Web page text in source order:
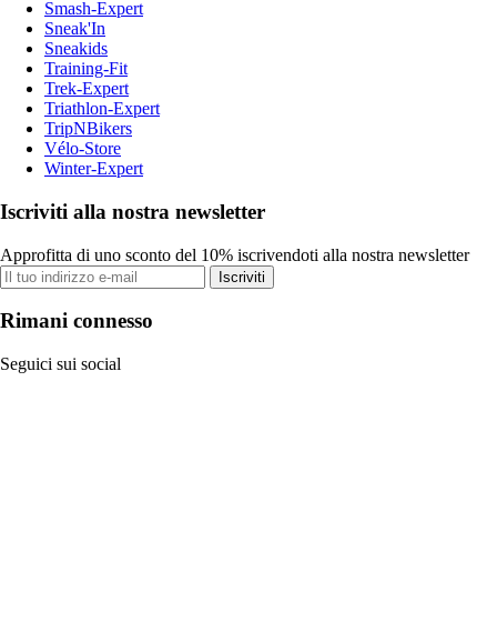
Smash-Expert
Sneak'In
Sneakids
Training-Fit
Trek-Expert
Triathlon-Expert
TripNBikers
Vélo-Store
Winter-Expert
Iscriviti alla nostra newsletter
Approfitta di uno sconto del 10% iscrivendoti alla nostra newsletter
Iscriviti
Rimani connesso
Seguici sui social